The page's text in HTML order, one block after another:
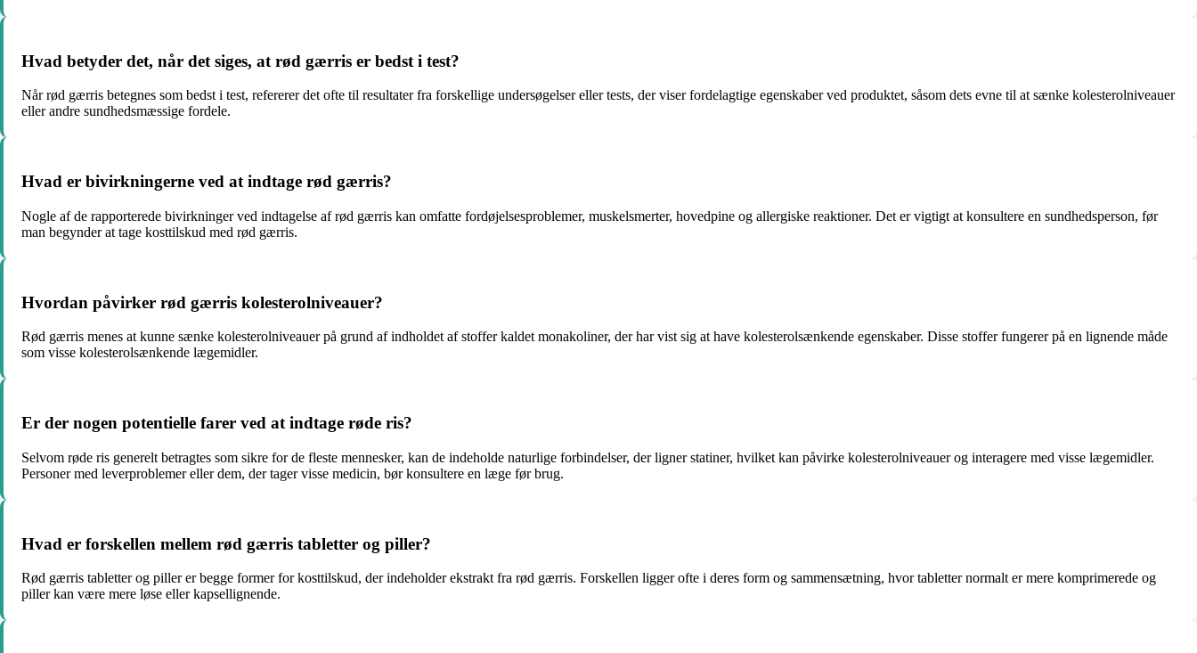
Hvad betyder det, når det siges, at rød gærris er bedst i test?
Når rød gærris betegnes som bedst i test, refererer det ofte til resultater fra forskellige undersøgelser eller tests, der viser fordelagtige egenskaber ved produktet, såsom dets evne til at sænke kolesterolniveauer
eller andre sundhedsmæssige fordele.
Hvad er bivirkningerne ved at indtage rød gærris?
Nogle af de rapporterede bivirkninger ved indtagelse af rød gærris kan omfatte fordøjelsesproblemer, muskelsmerter, hovedpine og allergiske reaktioner. Det er vigtigt at konsultere en sundhedsperson, før
man begynder at tage kosttilskud med rød gærris.
Hvordan påvirker rød gærris kolesterolniveauer?
Rød gærris menes at kunne sænke kolesterolniveauer på grund af indholdet af stoffer kaldet monakoliner, der har vist sig at have kolesterolsænkende egenskaber. Disse stoffer fungerer på en lignende måde
som visse kolesterolsænkende lægemidler.
Er der nogen potentielle farer ved at indtage røde ris?
Selvom røde ris generelt betragtes som sikre for de fleste mennesker, kan de indeholde naturlige forbindelser, der ligner statiner, hvilket kan påvirke kolesterolniveauer og interagere med visse lægemidler.
Personer med leverproblemer eller dem, der tager visse medicin, bør konsultere en læge før brug.
Hvad er forskellen mellem rød gærris tabletter og piller?
Rød gærris tabletter og piller er begge former for kosttilskud, der indeholder ekstrakt fra rød gærris. Forskellen ligger ofte i deres form og sammensætning, hvor tabletter normalt er mere komprimerede og
piller kan være mere løse eller kapsellignende.